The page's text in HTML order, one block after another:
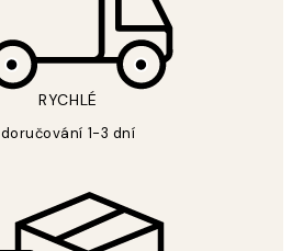
RYCHLÉ
doručování 1-3 dní